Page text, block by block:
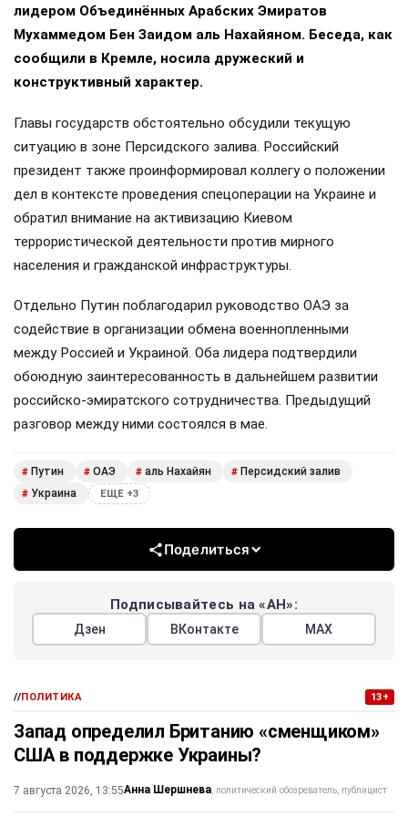
лидером Объединённых Арабских Эмиратов
Мухаммедом Бен Заидом аль Нахайяном. Беседа, как
сообщили в Кремле, носила дружеский и
конструктивный характер.
Главы государств обстоятельно обсудили текущую
ситуацию в зоне Персидского залива. Российский
президент также проинформировал коллегу о положении
дел в контексте проведения спецоперации на Украине и
обратил внимание на активизацию Киевом
террористической деятельности против мирного
населения и гражданской инфраструктуры.
Отдельно Путин поблагодарил руководство ОАЭ за
содействие в организации обмена военнопленными
между Россией и Украиной. Оба лидера подтвердили
обоюдную заинтересованность в дальнейшем развитии
российско-эмиратского сотрудничества. Предыдущий
разговор между ними состоялся в мае.
# Путин # ОАЭ # аль Нахайян # Персидский залив
# Украина ЕЩЕ +3
Поделиться
Подписывайтесь на «АН»:
Дзен ВКонтакте МАХ
//ПОЛИТИКА 13+
Запад определил Британию «сменщиком»
США в поддержке Украины?
7 августа 2026, 13:55Анна Шершнева политический обозреватель, публицист